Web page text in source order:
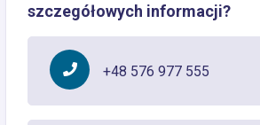
szczegółowych informacji?
+48 576 977 555